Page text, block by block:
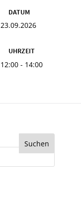
DATUM
23.09.2026
UHRZEIT
12:00 - 14:00
Suchen